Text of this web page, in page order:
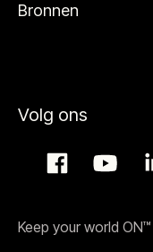
Bronnen
Volg ons
Keep your world ON™